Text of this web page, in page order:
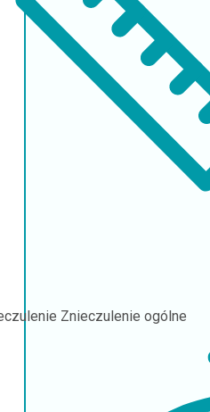
Znieczulenie ogólne